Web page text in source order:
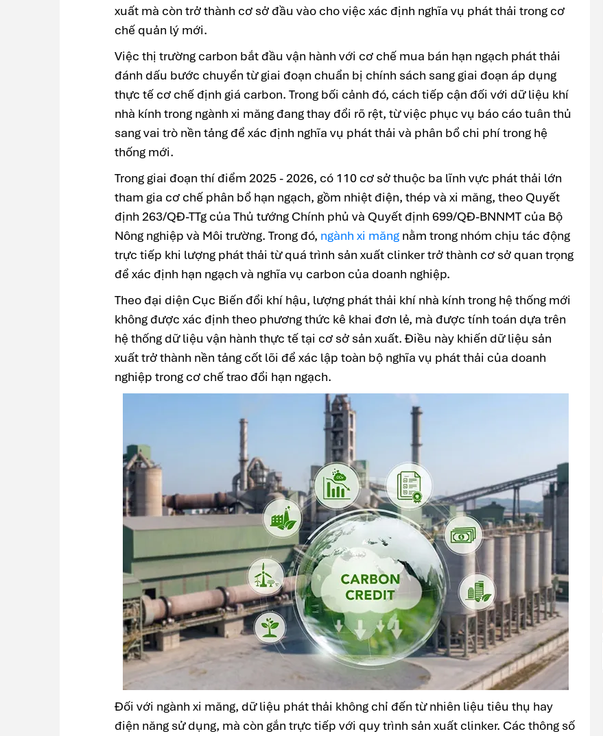
xuất mà còn trở thành cơ sở đầu vào cho việc xác định nghĩa vụ phát thải trong cơ
chế quản lý mới.
Việc thị trường carbon bắt đầu vận hành với cơ chế mua bán hạn ngạch phát thải
đánh dấu bước chuyển từ giai đoạn chuẩn bị chính sách sang giai đoạn áp dụng
thực tế cơ chế định giá carbon. Trong bối cảnh đó, cách tiếp cận đối với dữ liệu khí
nhà kính trong ngành xi măng đang thay đổi rõ rệt, từ việc phục vụ báo cáo tuân thủ
sang vai trò nền tảng để xác định nghĩa vụ phát thải và phân bổ chi phí trong hệ
thống mới.
Trong giai đoạn thí điểm 2025 - 2026, có 110 cơ sở thuộc ba lĩnh vực phát thải lớn
tham gia cơ chế phân bổ hạn ngạch, gồm nhiệt điện, thép và xi măng, theo Quyết
định 263/QĐ-TTg của Thủ tướng Chính phủ và Quyết định 699/QĐ-BNNMT của Bộ
Nông nghiệp và Môi trường. Trong đó, ngành xi măng nằm trong nhóm chịu tác động
trực tiếp khi lượng phát thải từ quá trình sản xuất clinker trở thành cơ sở quan trọng
để xác định hạn ngạch và nghĩa vụ carbon của doanh nghiệp.
Theo đại diện Cục Biến đổi khí hậu, lượng phát thải khí nhà kính trong hệ thống mới
không được xác định theo phương thức kê khai đơn lẻ, mà được tính toán dựa trên
hệ thống dữ liệu vận hành thực tế tại cơ sở sản xuất. Điều này khiến dữ liệu sản
xuất trở thành nền tảng cốt lõi để xác lập toàn bộ nghĩa vụ phát thải của doanh
nghiệp trong cơ chế trao đổi hạn ngạch.
Đối với ngành xi măng, dữ liệu phát thải không chỉ đến từ nhiên liệu tiêu thụ hay
điện năng sử dụng, mà còn gắn trực tiếp với quy trình sản xuất clinker. Các thông số